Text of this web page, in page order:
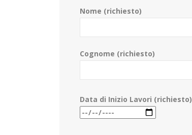
Nome (richiesto)
Cognome (richiesto)
Data di Inizio Lavori (richiesto)